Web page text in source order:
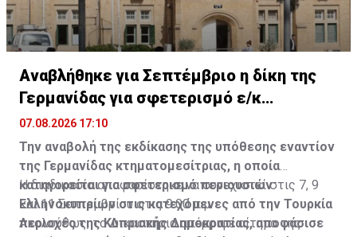
Αναβλήθηκε για Σεπτέμβριο η δίκη της
Γερμανίδας για σφετερισμό ε/κ
περιουσιών
07.08.2026 17:10
Την αναβολή της εκδίκασης της υπόθεσης εναντίον
της Γερμανίδας κτηματομεσίτριας, η οποία
κατηγορείται για σφετερισμό περιουσιών
Ελληνοκυπρίων στις κατεχόμενες από την Τουρκία
περιοχές της Κυπριακής Δημοκρατίας, αποφάσισε
Η διαδικασία αποφασίστηκε να συνεχιστεί στις 7, 9
και 11 Σεπτεμβρίου στις 9:00 π.μ.
Ακολούθως, το Δικαστήριο απέρριψε αίτημα της